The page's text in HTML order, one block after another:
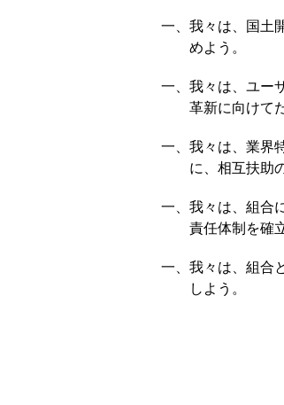
一、我々は、国土
めよう。
一、我々は、ユー
革新に向けて
一、我々は、業界
に、相互扶助
一、我々は、組合
責任体制を確
一、我々は、組合
しよう。